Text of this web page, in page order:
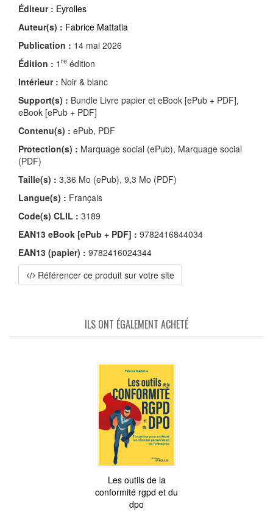
Éditeur : Eyrolles
Auteur(s) : Fabrice Mattatia
Publication : 14 mai 2026
Édition : 1 re édition
Intérieur : Noir & blanc
Support(s) : Bundle Livre papier et eBook [ePub + PDF],
eBook [ePub + PDF]
Contenu(s) : ePub, PDF
Protection(s) : Marquage social (ePub), Marquage social
(PDF)
Taille(s) : 3,36 Mo (ePub), 9,3 Mo (PDF)
Langue(s) : Français
Code(s) CLIL : 3189
EAN13 eBook [ePub + PDF] : 9782416844034
EAN13 (papier) : 9782416024344
Référencer ce produit sur votre site
ILS ONT ÉGALEMENT ACHETÉ
Les outils de la
conformité rgpd et du
dpo